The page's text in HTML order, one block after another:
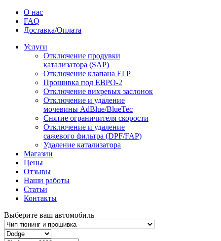
О нас
FAQ
Доставка/Оплата
Услуги
Отключение продувки
катализатора (SAP)
Отключение клапана ЕГР
Прошивка под ЕВРО-2
Отключение вихревых заслонок
Отключение и удаление
мочевины AdBlue/BlueTec
Снятие ограничителя скорости
Отключение и удаление
сажевого фильтра (DPF/FAP)
Удаление катализатора
Магазин
Цены
Отзывы
Наши работы
Статьи
Контакты
Выберите ваш автомобиль